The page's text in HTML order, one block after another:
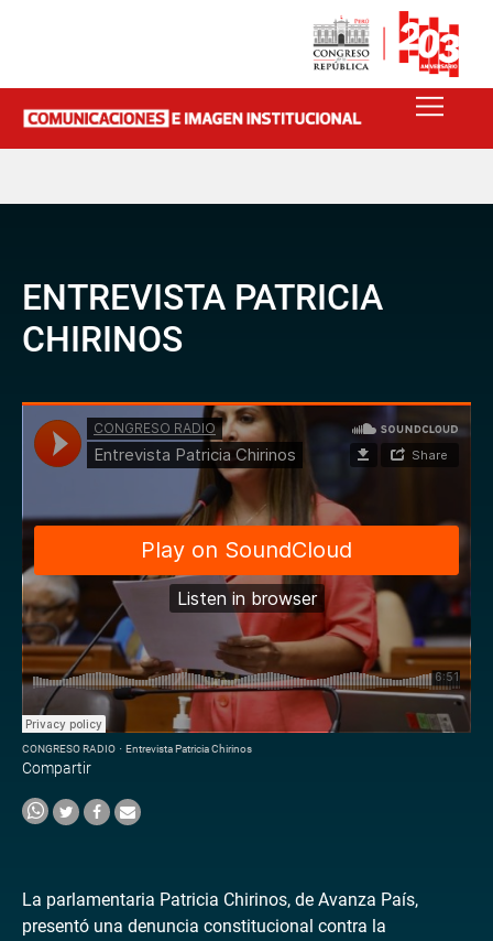
ENTREVISTA PATRICIA
CHIRINOS
CONGRESO RADIO · Entrevista Patricia Chirinos
Compartir
La parlamentaria Patricia Chirinos, de Avanza País,
presentó una denuncia constitucional contra la